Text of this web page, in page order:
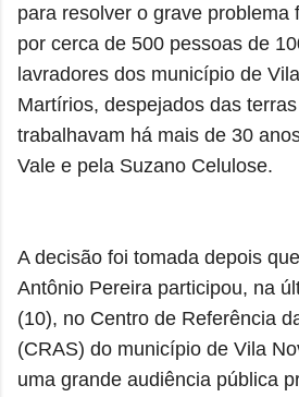
para resolver o grave problema
por cerca de 500 pessoas de
lavradores dos município de
Martírios, despejados das
trabalhavam há mais de 30
Vale e pela Suzano Celulose.
A decisão foi tomada depois
Antônio Pereira participou, na
(10), no Centro de Referência
(CRAS) do município de Vila
uma grande audiência pública